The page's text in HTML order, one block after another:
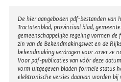
Disclaimer
De hier aangeboden pdf-bestanden van
Tractatenblad, provinciaal blad,
gemeenschappelijke regeling vormen
zin van de Bekendmakingswet en de
bekendmaking verdragen voor zover ze
Voor pdf-publicaties van vóór deze
vorm uitgegeven bladen formele status
elektronische versies daarvan worden bij